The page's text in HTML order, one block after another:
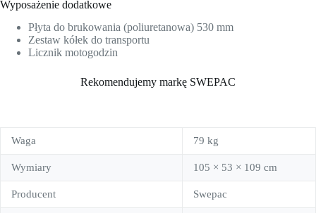
Wyposażenie dodatkowe
Płyta do brukowania (poliuretanowa) 530 mm
Zestaw kółek do transportu
Licznik motogodzin
Rekomendujemy markę SWEPAC
Waga 79 kg
Wymiary 105 × 53 × 109 cm
Producent Swepac